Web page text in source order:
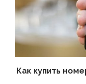
Как купить